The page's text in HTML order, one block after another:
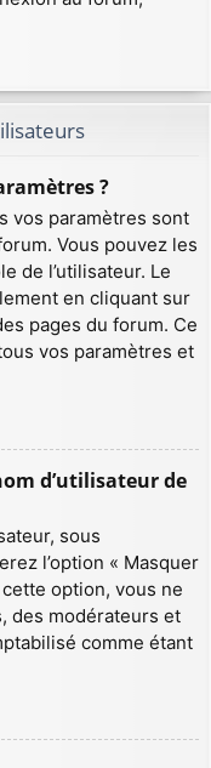
?
vos paramètres sont
Vous pouvez les
de l’utilisateur. Le
en cliquant sur
pages du forum. Ce
vos paramètres et
d’utilisateur de
sous
l’option « Masquer
option, vous ne
des modérateurs et
comme étant